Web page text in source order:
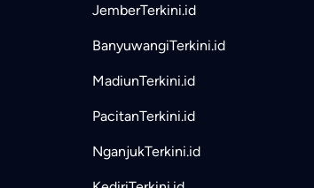
JemberTerkini.id
BanyuwangiTerkini.id
MadiunTerkini.id
PacitanTerkini.id
NganjukTerkini.id